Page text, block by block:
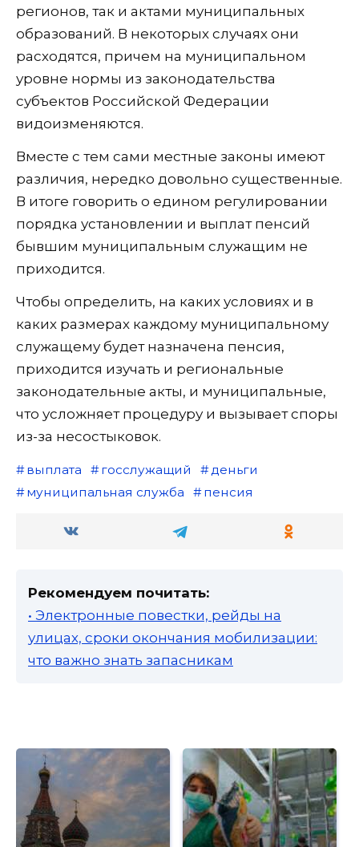
регионов, так и актами муниципальных
образований. В некоторых случаях они
расходятся, причем на муниципальном
уровне нормы из законодательства
субъектов Российской Федерации
видоизменяются.
Вместе с тем сами местные законы имеют
различия, нередко довольно существенные.
В итоге говорить о едином регулировании
порядка установлении и выплат пенсий
бывшим муниципальным служащим не
приходится.
Чтобы определить, на каких условиях и в
каких размерах каждому муниципальному
служащему будет назначена пенсия,
приходится изучать и региональные
законодательные акты, и муниципальные,
что усложняет процедуру и вызывает споры
из-за несостыковок.
выплата госслужащий
деньги
муниципальная служба
пенсия
Рекомендуем почитать:
• Электронные повестки, рейды на
улицах, сроки окончания мобилизации:
что важно знать запасникам